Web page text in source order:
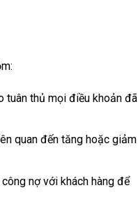
tuân thủ mọi điều khoản đã
quan đến tăng hoặc giảm
nợ với khách hàng để